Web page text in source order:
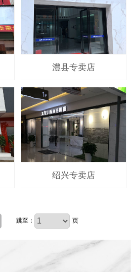
澧县专卖店
绍兴专卖店
跳至： 页